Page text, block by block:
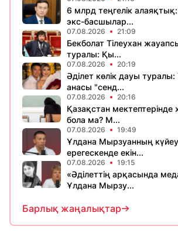
6 млрд теңгелік
экс-басшылар...
07.08.2026 21:09
Бекболат Тілеухан
туралы: Қы...
07.08.2026 20:19
Әділет көлік дауы
анасы "сенд...
07.08.2026 20:16
Қазақстан мектептерінде
бола ма? М...
07.08.2026 19:49
Ұлдана Мырзуанның
ерегескенде екін...
07.08.2026 19:15
«Әділеттің арқасында
Ұлдана Мырзу...
Барлық жаңалықтар